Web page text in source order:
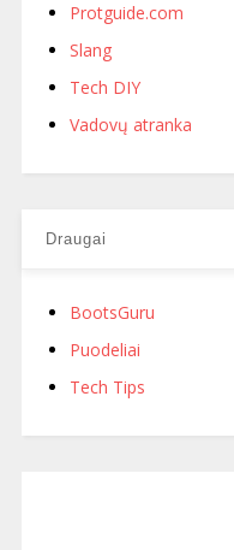
Protguide.com
Slang
Tech DIY
Vadovų atranka
Draugai
BootsGuru
Puodeliai
Tech Tips